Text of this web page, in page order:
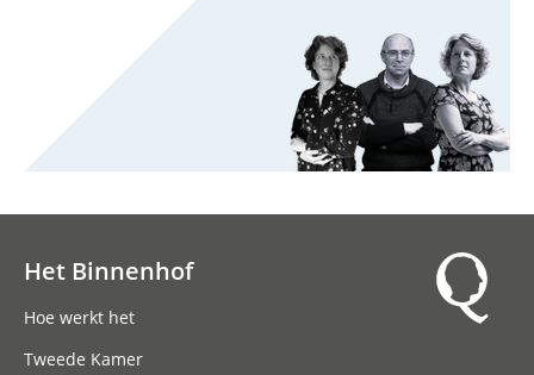
Het Binnenhof
Hoe werkt het
Tweede Kamer